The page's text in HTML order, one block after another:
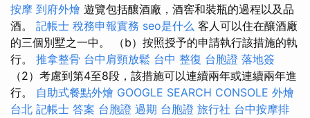
按摩 到府外燴 遊覽包括釀酒廠，酒窖和裝瓶的過程以及品
酒。 記帳士 稅務申報實務 seo是什么 客人可以住在釀酒廠
的三個別墅之一中。 （b）按照授予的申請執行該措施的執
行。 推拿整骨 台中肩頸放鬆 台中 整復 台胞證 落地簽
（2）考慮到第4至8段，該措施可以連續兩年或連續兩年進
行。 自助式餐點外燴 GOOGLE SEARCH CONSOLE 外燴
台北 記帳士 答案 台胞證 過期 台胞證 旅行社 台中按摩排